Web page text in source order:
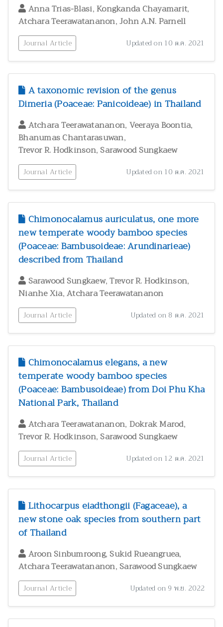
Anna Trias-Blasi,Kongkanda Chayamarit,
Atchara Teerawatananon,John A.N. Parnell
Journal Article Updated on 10 ต.ค. 2021
A taxonomic revision of the genus
Dimeria (Poaceae: Panicoideae) in Thailand
Atchara Teerawatananon, Veeraya Boontia,
Bhanumas Chantarasuwan,
Trevor R. Hodkinson, Sarawood Sungkaew
Journal Article Updated on 10 ต.ค. 2021
Chimonocalamus auriculatus, one more
new temperate woody bamboo species
(Poaceae: Bambusoideae: Arundinarieae)
described from Thailand
Sarawood Sungkaew,Trevor R. Hodkinson,
Nianhe Xia,Atchara Teerawatananon
Journal Article Updated on 8 ต.ค. 2021
Chimonocalamus elegans, a new
temperate woody bamboo species
(Poaceae: Bambusoideae) from Doi Phu Kha
National Park, Thailand
Atchara Teerawatananon, Dokrak Marod,
Trevor R. Hodkinson, Sarawood Sungkaew
Journal Article Updated on 12 ต.ค. 2021
Lithocarpus eiadthongii (Fagaceae), a
new stone oak species from southern part
of Thailand
Aroon Sinbumroong, Sukid Rueangruea,
Atchara Teerawatananon, Sarawood Sungkaew
Journal Article Updated on 9 พ.ย. 2022
แมลงและกีฏวิทยา
ไร่นาและระบบการเพาะปลูก
วนศาสตร์และผลิตภัณฑ์จากป่า
41
วิทยาศาสตร์ศึกษา
8
เศรษฐศาสตร์ ธุรกิจ และอุตสาหกรรม
1
สัตววิทยาและผลิตภัณฑ์จากสัตว์
สุขภาพและพยาธิวิทยา
2
อนุกรมวิธาน
อาหารและโภชนาการมนุษย์
Phytotaxa
วารสารสัตว์ป่าเมืองไทย
Blumea: Journal of Plant Taxonomy and Plant Geography
6
2021
2020